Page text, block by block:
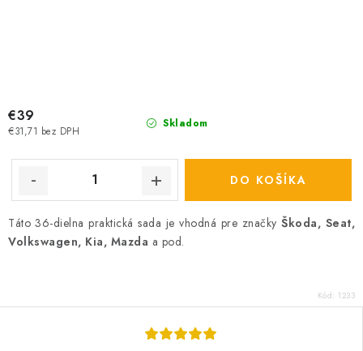
Skladom
€31,71 bez DPH
€39
DO KOŠÍKA
Táto 36-dielna praktická sada je vhodná pre značkyŠkoda, Seat,
Volkswagen, Kia, Mazda a pod.
Kód: 1233